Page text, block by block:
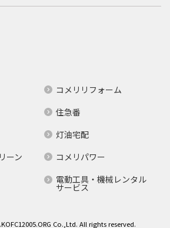
コメリリフォーム
住急番
灯油宅配
ーン
コメリパワー
電動工具・機械レンタル
サービス
Co.,Ltd. All rights reserved.